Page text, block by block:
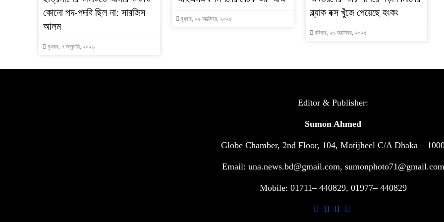
কোনো পদ-পদবি ছিল না: সারজিস
আলম
বুধবার, ৭ জানুয়ারী, ২০২৬
বুধবার, ২৯ অক্টোবর, ২০২৫
ব্ল্যাক বক্স খুঁজে পেয়েছে হংকং
রবিবার, ২৬ অক্টোবর, ২০২৫
Editor & Publisher:
Sumon Ahmed
Globe Chamber, 2nd Floor, 104, Motijheel C/A Dhaka –
Email: una.news.bd@gmail.com, sumonphoto71@gmail.com
Mobile: 01711– 440829, 01977– 440829